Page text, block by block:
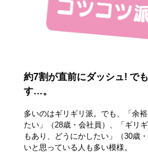
約7割が直前にダッシュ! で
す…。
多いのはギリギリ派。でも、「余
たい」（28歳・会社員）、「ギリ
もあり、どうにかしたい」（30歳
いと思っている人も多い模様。